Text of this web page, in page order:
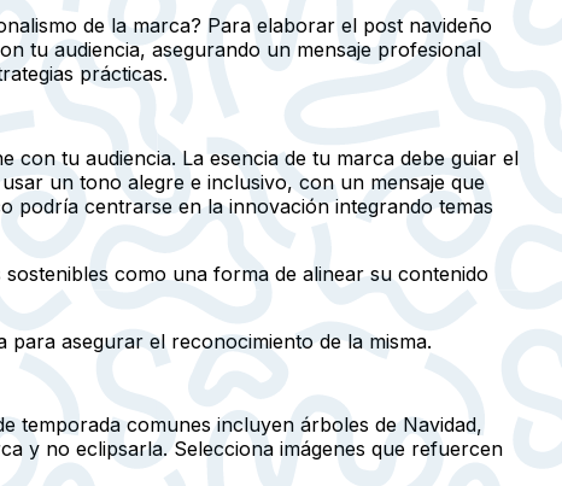
de la marca? Para elaborar el post navideño
tu audiencia, asegurando un mensaje profesional
prácticas.
tu audiencia. La esencia de tu marca debe guiar el
un tono alegre e inclusivo, con un mensaje que
podría centrarse en la innovación integrando temas
como una forma de alinear su contenido
asegurar el reconocimiento de la misma.
temporada comunes incluyen árboles de Navidad,
y no eclipsarla. Selecciona imágenes que refuercen